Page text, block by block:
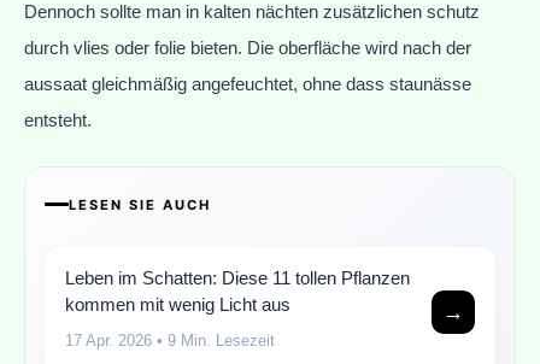
Dennoch sollte man in kalten nächten zusätzlichen schutz
durch vlies oder folie bieten. Die oberfläche wird nach der
aussaat gleichmäßig angefeuchtet, ohne dass staunässe
entsteht.
LESEN SIE AUCH
Leben im Schatten: Diese 11 tollen Pflanzen
kommen mit wenig Licht aus
17 Apr. 2026 • 9 Min. Lesezeit
→